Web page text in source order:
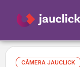
CÂMERA JAUCLICK